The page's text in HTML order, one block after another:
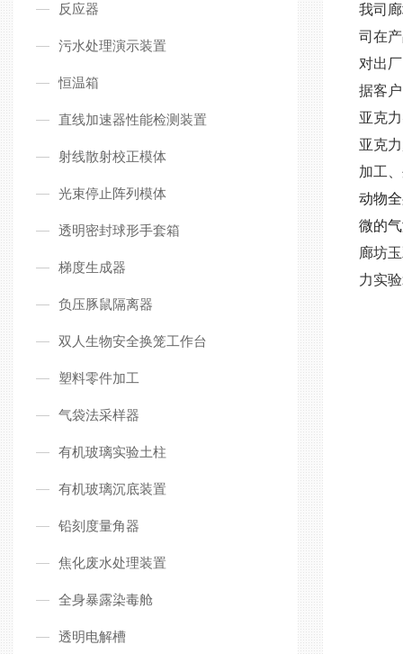
反应器
污水处理演示装置
恒温箱
直线加速器性能检测装置
射线散射校正模体
光束停止阵列模体
透明密封球形手套箱
梯度生成器
负压豚鼠隔离器
双人生物安全换笼工作台
塑料零件加工
气袋法采样器
有机玻璃实验土柱
有机玻璃沉底装置
铅刻度量角器
焦化废水处理装置
全身暴露染毒舱
透明电解槽
我司
司在
对出
据客
亚克
亚克力
加工
动物
微的
廊坊
力实